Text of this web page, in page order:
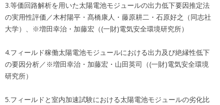
3.等価回路解析を用いた太陽電池モジュールの出力低下要因推定法
の実用性評価／木村陽平・髙橋康人・藤原耕二・石原好之（同志社
大学）、※増田幸治・加藤宏（(一財)電気安全環境研究所）
4.フィールド稼働太陽電池モジュールにおける出力及び絶縁性低下
の要因分析／※増田幸治・加藤宏・山田英司（(一財)電気安全環境
研究所）
5.フィールドと室内加速試験における太陽電池モジュールの劣化比